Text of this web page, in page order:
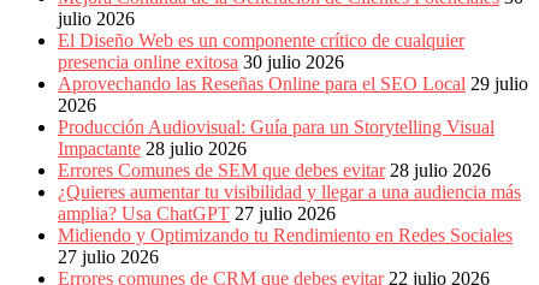
Mercadeo
Interactivo,
Medios,
Publicidad,
Marketing,
Campañas
Publicitarias,
Agencias,
Empresas,
Negocios,
Tendencias,
julio 2026
El Diseño Web es un componente crítico de cualquier
presencia online exitosa 30 julio 2026
Aprovechando las Reseñas Online para el SEO Local 29 julio
2026
Producción Audiovisual: Guía para un Storytelling Visual
Impactante 28 julio 2026
Errores Comunes de SEM que debes evitar 28 julio 2026
¿Quieres aumentar tu visibilidad y llegar a una audiencia más
amplia? Usa ChatGPT 27 julio 2026
Midiendo y Optimizando tu Rendimiento en Redes Sociales
27 julio 2026
Errores comunes de CRM que debes evitar 22 julio 2026